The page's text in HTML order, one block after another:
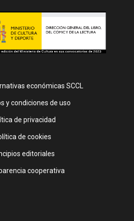
económicas SCCL
y condiciones de uso
de privacidad
de cookies
editoriales
cooperativa